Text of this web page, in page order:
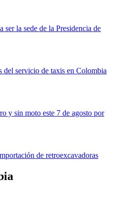
la sede de la Presidencia de
del servicio de taxis en Colombia
y sin moto este 7 de agosto por
de retroexcavadoras